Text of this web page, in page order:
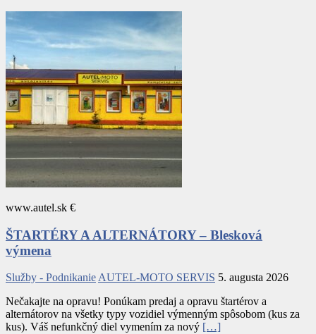
www.autel.sk €
ŠTARTÉRY A ALTERNÁTORY – Blesková
výmena
Služby - PodnikanieAUTEL-MOTO SERVIS 5. augusta 2026
Nečakajte na opravu! Ponúkam predaj a opravu štartérov a
alternátorov na všetky typy vozidiel výmenným spôsobom (kus za
kus). Váš nefunkčný diel vymením za nový […]